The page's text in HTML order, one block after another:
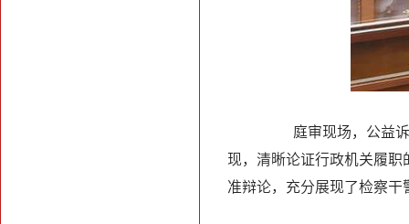
庭审现场，公益诉
现，清晰论证行政机关履
准辩论，充分展现了检察